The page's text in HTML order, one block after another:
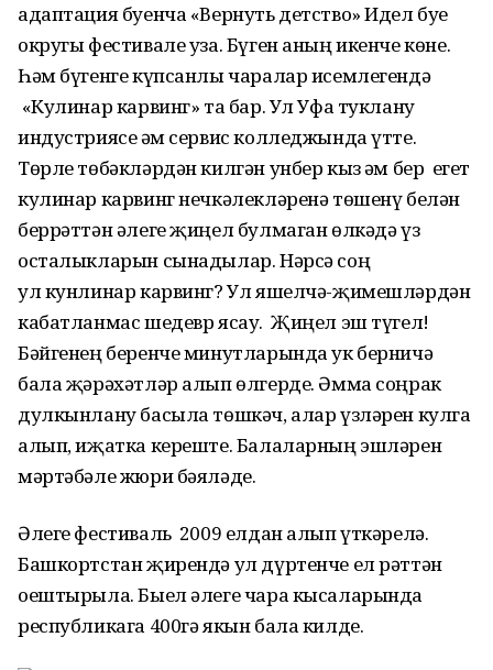
адаптация буенча «Вернуть детство» Идел буе
округы фестивале уза. Бүген аның икенче көне.
Һәм бүгенге күпсанлы чаралар исемлегендә
«Кулинар карвинг» та бар. Ул Уфа туклану
индустриясе һәм сервис колледжында үтте.
Төрле төбәкләрдән килгән унбер кыз һәм бер егет
кулинар карвинг нечкәлекләренә төшенү белән
беррәттән әлеге җиңел булмаган өлкәдә үз
осталыкларын сынадылар. Нәрсә соң
ул кунлинар карвинг? Ул яшелчә-җимешләрдән
кабатланмас шедевр ясау. Җиңел эш түгел!
Бәйгенең беренче минутларында ук берничә
бала җәрәхәтләр алып өлгерде. Әмма соңрак
дулкынлану басыла төшкәч, алар үзләрен кулга
алып, иҗатка кереште. Балаларның эшләрен
мәртәбәле жюри бәяләде.
Әлеге фестиваль 2009 елдан алып үткәрелә.
Башкортстан җирендә ул дүртенче ел рәттән
оештырыла. Быел әлеге чара кысаларында
республикага 400гә якын бала килде.